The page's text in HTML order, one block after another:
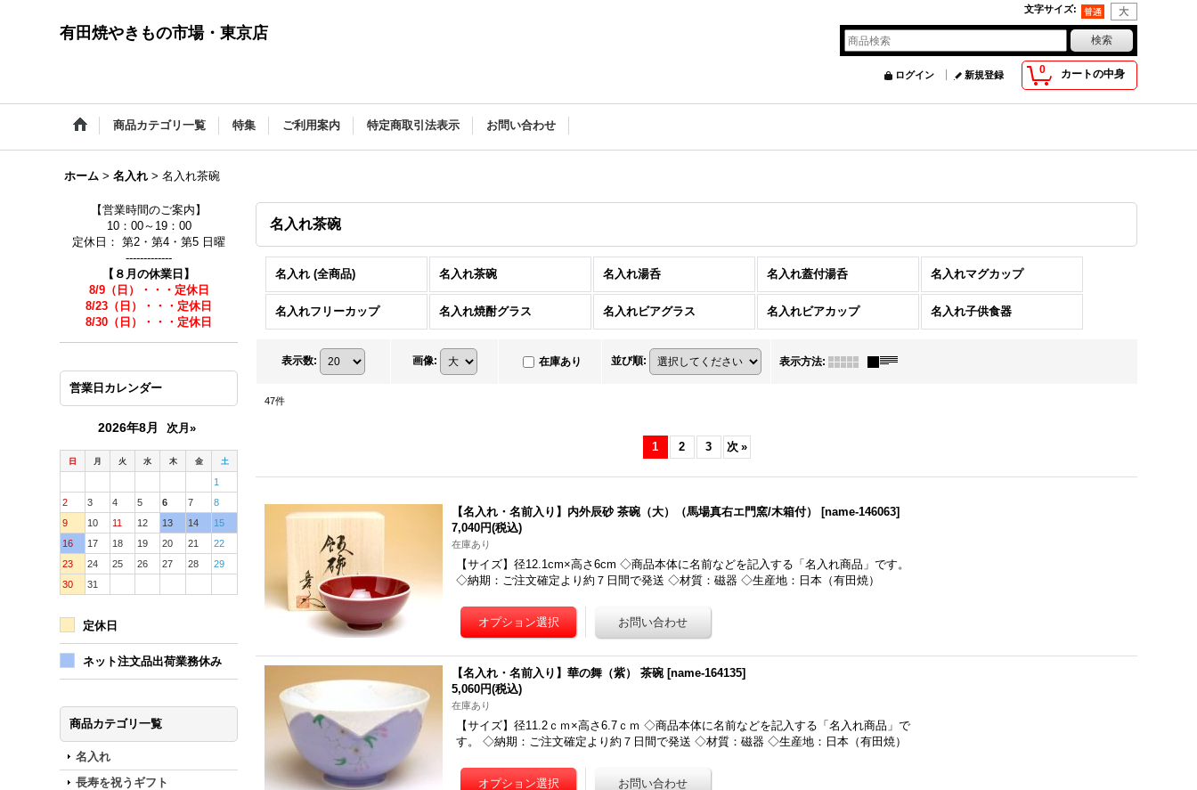
文字サイズ:
有田焼やきもの市場・東京店
0 カートの中身
ログイン 新規登録
商品カテゴリ一覧 特集 ご利用案内 特定商取引法表示 お問い合わせ
ホーム > 名入れ > 名入れ茶碗
【営業時間のご案内】
10：00～19：00
定休日： 第2・第4・第5 日曜
-------------
【８月の休業日】
8/9（日）・・・定休日
8/23（日）・・・定休日
8/30（日）・・・定休日
営業日カレンダー
2026年8月 次月»
日 月 火 水 木 金 土
1
2
3 4 5 6 7
8
9
10 11 12 13 14
15
16
17 18 19 20 21
22
23
24 25 26 27 28
29
30
31
定休日
ネット注文品出荷業務休み
商品カテゴリ一覧
名入れ
長寿を祝うギフト
名入れ茶碗
名入れ (全商品) 名入れ茶碗 名入れ湯呑 名入れ蓋付湯呑 名入れマグカップ
名入れフリーカップ 名入れ焼酎グラス 名入れビアグラス 名入れビアカップ 名入れ子供食器
表示数: 画像: 在庫あり 並び順: 表示方法:
47件
1 2 3 次 »
【名入れ・名前入り】内外辰砂 茶碗（大）（馬場真右エ門窯/木箱付） [name-146063]
7,040円(税込)
在庫あり
【サイズ】径12.1cm×高さ6cm ◇商品本体に名前などを記入する「名入れ商品」です。
◇納期：ご注文確定より約７日間で発送 ◇材質：磁器 ◇生産地：日本（有田焼）
【名入れ・名前入り】華の舞（紫） 茶碗 [name-164135]
5,060円(税込)
在庫あり
【サイズ】径11.2ｃｍ×高さ6.7ｃｍ ◇商品本体に名前などを記入する「名入れ商品」で
す。 ◇納期：ご注文確定より約７日間で発送 ◇材質：磁器 ◇生産地：日本（有田焼）